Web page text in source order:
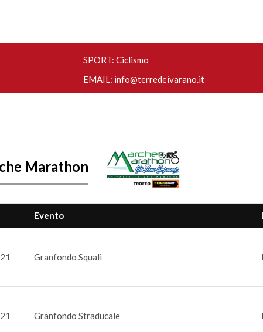
SPORT: Ciclismo
EMAIL: info@terredeivarano.it
Marathon
Evento
Granfondo Squali
Granfondo Straducale